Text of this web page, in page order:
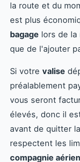
la route et du
est plus
bagage lors de
que de l'ajouter
Si votre valise
préalablement
vous seront
élevés, donc il
avant de quitter
respectent les
compagnie